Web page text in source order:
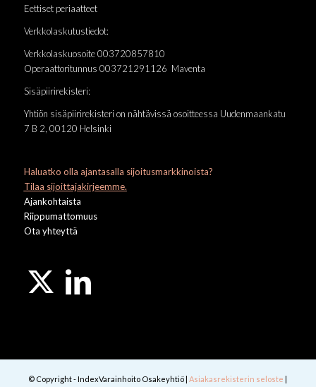
Eettiset periaatteet
Verkkolaskutustiedot:
Verkkolaskuosoite 003720857810
Operaattoritunnus 003721291126 Maventa
Sisäpiirirekisteri:
Yhtiön sisäpiirirekisteri on nähtävissä osoitteessa Uudenmaankatu
7 B 2, 00120 Helsinki
Haluatko olla ajantasalla sijoitusmarkkinoista?
Tilaa sijoittajakirjeemme.
Ajankohtaista
Riippumattomuus
Ota yhteyttä
© Copyright - IndexVarainhoito Osakeyhtiö |Asiakasrekisterin seloste